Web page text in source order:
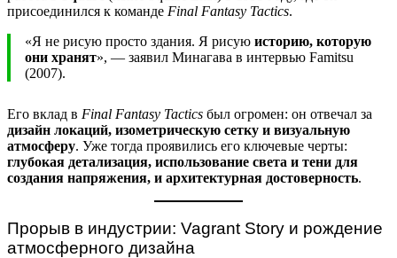
присоединился к команде Final Fantasy Tactics.
«Я не рисую просто здания. Я рисую историю, которую
они хранят», — заявил Минагава в интервью Famitsu
(2007).
Его вклад в Final Fantasy Tactics был огромен: он отвечал за
дизайн локаций, изометрическую сетку и визуальную
атмосферу. Уже тогда проявились его ключевые черты:
глубокая детализация, использование света и тени для
создания напряжения, и архитектурная достоверность.
Прорыв в индустрии: Vagrant Story и рождение
атмосферного дизайна